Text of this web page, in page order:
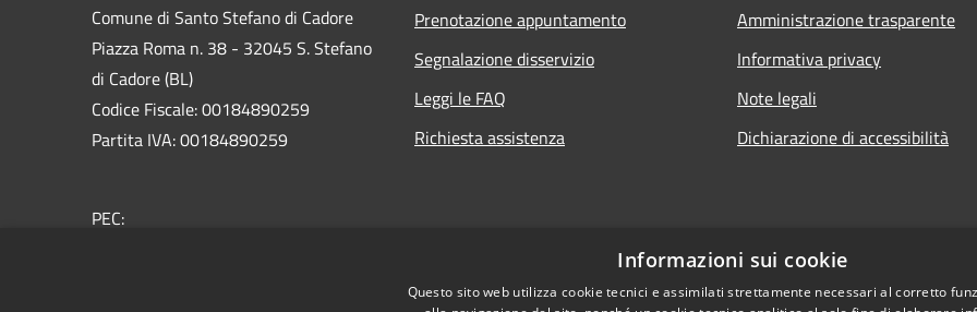
Comune di Santo Stefano di Cadore
Piazza Roma n. 38 - 32045 S. Stefano
di Cadore (BL)
Codice Fiscale: 00184890259
Partita IVA: 00184890259
PEC:
Prenotazione appuntamento
Segnalazione disservizio
Leggi le FAQ
Richiesta assistenza
Amministrazione trasparente
Informativa privacy
Note legali
Dichiarazione di accessibilità
Informazioni sui cookie
Questo sito web utilizza cookie tecnici e assimilati strettamente necessari al corretto